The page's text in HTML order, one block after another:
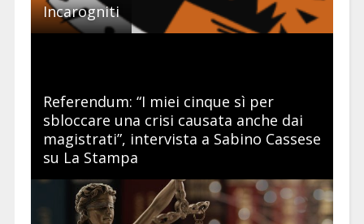
Incarogniti
Referendum: “I miei cinque sì per
sbloccare una crisi causata anche dai
magistrati”, intervista a Sabino Cassese
su La Stampa